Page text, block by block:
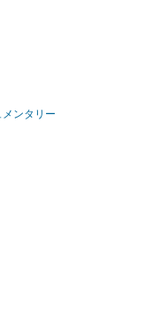
メンタリー